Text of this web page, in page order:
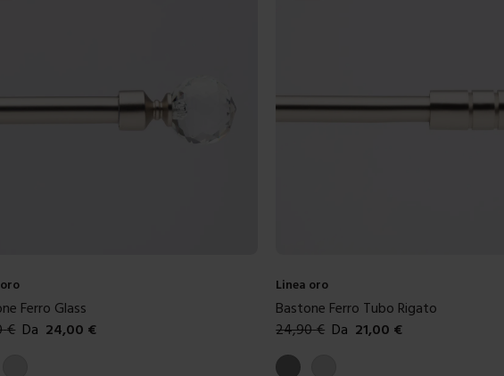
Ferro Glass
€ Da 24,00 €
disponibili
satinato
Linea oro
Bastone Ferro Tubo Rigato
24,90€ Da 21,00 €
Colori disponibili
Grigio satinato